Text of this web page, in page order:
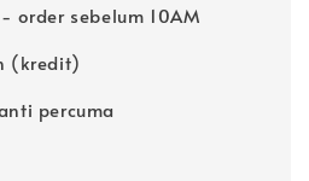
order sebelum 10AM
(kredit)
percuma